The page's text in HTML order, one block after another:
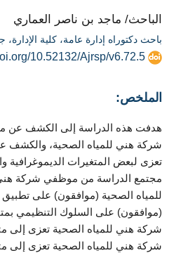
الباحث/ ماجد بن ناصر العماري
باحث دكتوراه إدارة عامة، كلية
10.52132/Ajrsp/v6.72.5
الملخص:
هدفت هذه الدراسة إلى الكشف عن
شركة هني للمياه الصحية، والكشف عن
تعزى لبعض المتغيرات
شركة هني للمياه الصحية تعزى إلى
شركة هني للمياه الصحية تعزى إلى